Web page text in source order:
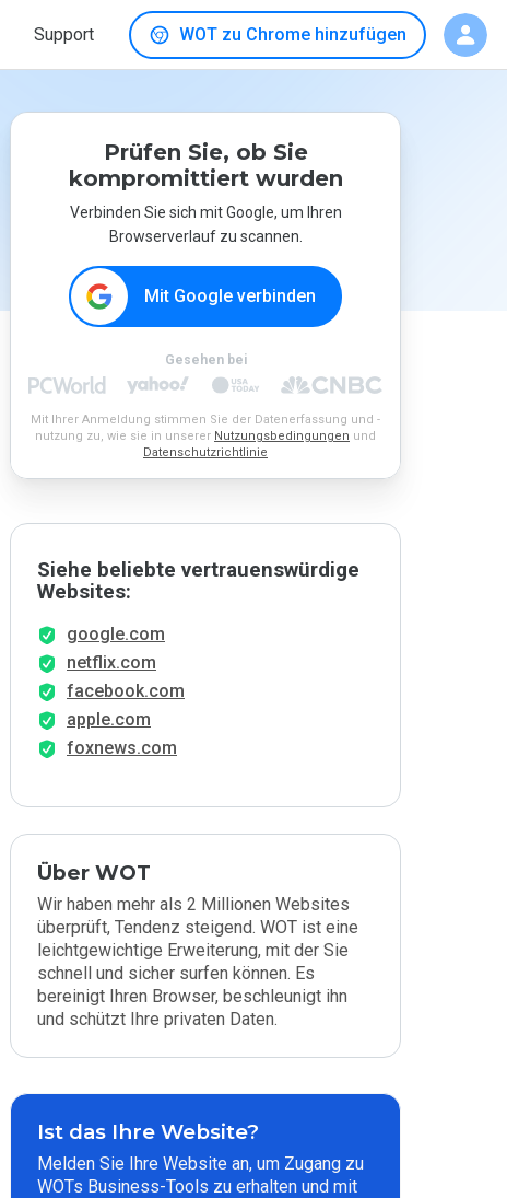
Support WOT zu Chrome hinzufügen
Prüfen Sie, ob Sie
kompromittiert wurden
Verbinden Sie sich mit Google, um Ihren
Browserverlauf zu scannen.
Mit Google verbinden
Gesehen bei
Mit Ihrer Anmeldung stimmen Sie der Datenerfassung und -
nutzung zu, wie sie in unserer Nutzungsbedingungen und
Datenschutzrichtlinie
Siehe beliebte vertrauenswürdige
Websites:
google.com
netflix.com
facebook.com
apple.com
foxnews.com
Über WOT
Wir haben mehr als 2 Millionen Websites
überprüft, Tendenz steigend. WOT ist eine
leichtgewichtige Erweiterung, mit der Sie
schnell und sicher surfen können. Es
bereinigt Ihren Browser, beschleunigt ihn
und schützt Ihre privaten Daten.
Ist das Ihre Website?
Melden Sie Ihre Website an, um Zugang zu
WOTs Business-Tools zu erhalten und mit